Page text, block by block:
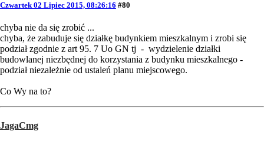
Czwartek 02 Lipiec 2015, 08:26:16 #80
chyba nie da się zrobić ...
chyba, że zabuduje się działkę budynkiem mieszkalnym i zrobi się
podział zgodnie z art 95. 7 Uo GN tj - wydzielenie działki
budowlanej niezbędnej do korzystania z budynku mieszkalnego -
podział niezależnie od ustaleń planu miejscowego.
Co Wy na to?
JagaCmg